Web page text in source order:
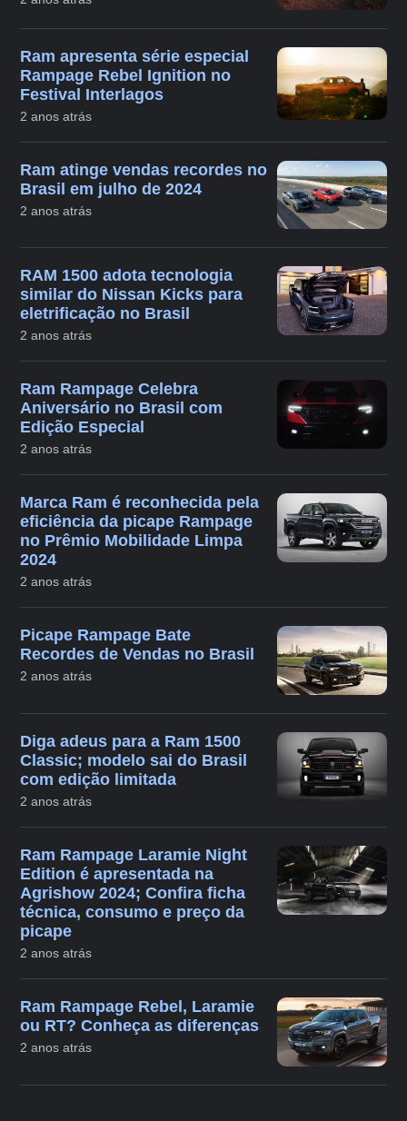
Ram apresenta série especial
Rampage Rebel Ignition no
Festival Interlagos
2 anos atrás
Ram atinge vendas recordes no
Brasil em julho de 2024
2 anos atrás
RAM 1500 adota tecnologia
similar do Nissan Kicks para
eletrificação no Brasil
2 anos atrás
Ram Rampage Celebra
Aniversário no Brasil com
Edição Especial
2 anos atrás
Marca Ram é reconhecida pela
eficiência da picape Rampage
no Prêmio Mobilidade Limpa
2024
2 anos atrás
Picape Rampage Bate
Recordes de Vendas no Brasil
2 anos atrás
Diga adeus para a Ram 1500
Classic; modelo sai do Brasil
com edição limitada
2 anos atrás
Ram Rampage Laramie Night
Edition é apresentada na
Agrishow 2024; Confira ficha
técnica, consumo e preço da
picape
2 anos atrás
Ram Rampage Rebel, Laramie
ou RT? Conheça as diferenças
2 anos atrás